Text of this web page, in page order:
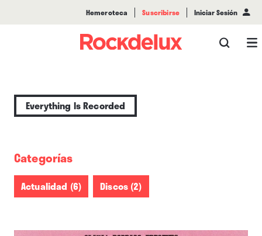
Hemeroteca Suscribirse Iniciar Sesión
Everything Is Recorded
Categorías
Actualidad (6) Discos (2)